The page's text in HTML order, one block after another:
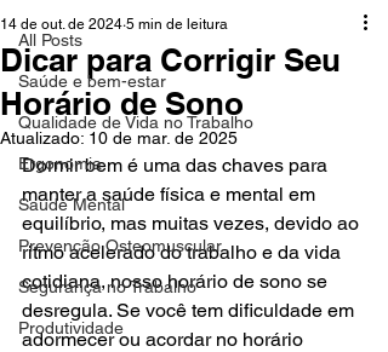
All Posts
Saúde e bem-estar
Qualidade de Vida no Trabalho
Ergonomia
Saúde Mental
Prevenção Osteomuscular
Segurança no Trabalho
Produtividade
Dicar para Corrigir Seu
Horário de Sono
14 de out. de 2024 5 min de leitura
Atualizado: 10 de mar. de 2025
Dormir bem é uma das chaves para
manter a saúde física e mental em
equilíbrio, mas muitas vezes, devido ao
ritmo acelerado do trabalho e da vida
cotidiana, nosso horário de sono se
desregula. Se você tem dificuldade em
adormecer ou acordar no horário